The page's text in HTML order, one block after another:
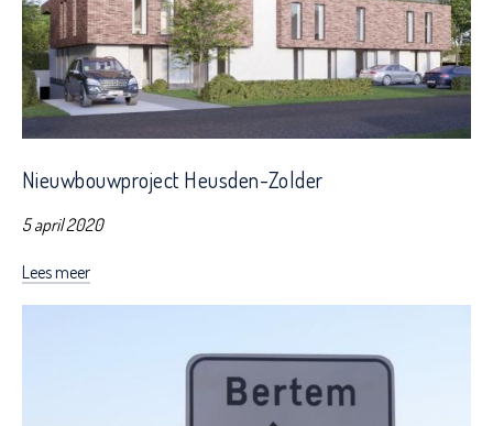
Nieuwbouwproject Heusden-Zolder
5 april 2020
Lees meer